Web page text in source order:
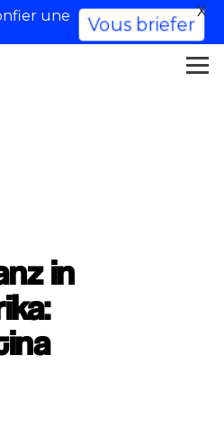
in
une
Vous briefer
X